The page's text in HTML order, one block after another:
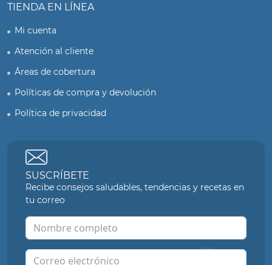
TIENDA EN LÍNEA
Mi cuenta
Atención al cliente
Áreas de cobertura
Políticas de compra y devolución
Política de privacidad
SUSCRÍBETE
Recibe consejos saludables, tendencias y recetas en
tu correo